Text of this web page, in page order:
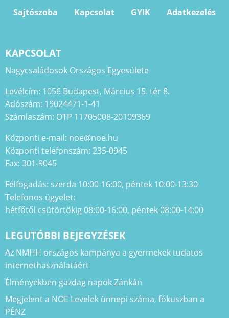
Sajtószoba
Kapcsolat GYIK Adatkezelés
KAPCSOLAT
Nagycsaládosok Országos Egyesülete
Levélcím: 1056 Budapest, Március 15. tér 8.
Adószám: 19024471-1-41
Számlaszám: OTP 11705008-20109369
Központi e-mail: noe@noe.hu
Központi telefonszám: 235-0945
Fax: 301-9045
Félfogadás: szerda 10:00-16:00, péntek 10:00-13:30
Telefonos ügyelet:
hétfőtől csütörtökig 08:00-16:00, péntek 08:00-14:00
LEGUTÓBBI BEJEGYZÉSEK
Az NMHH országos kampánya a gyermekek tudatos
internethasználatáért
Élményekben gazdag napok Zánkán
Megjelent a NOE Levelek ünnepi száma, fókuszban a
PÉNZ